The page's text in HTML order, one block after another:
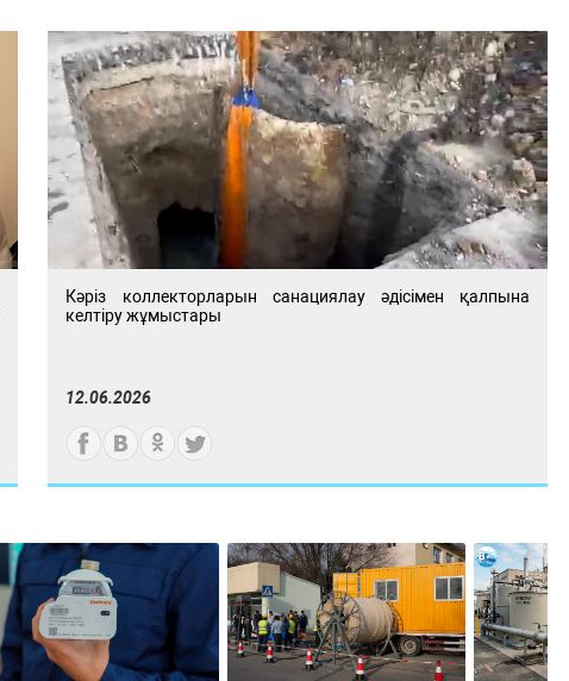
Кәріз коллекторларын санациялау әдісімен қалпына
келтіру жұмыстары
12.06.2026